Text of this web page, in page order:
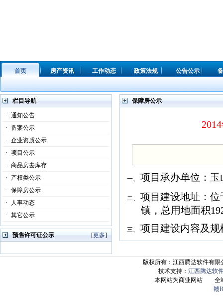
首页 房产资讯 工作动态 政策法规 公告公示
栏目导航
· 通知公告
· 备案公示
· 企业资质公示
· 项目公示
· 商品房去库存
·
产权类公示
· 保障房公示
·
人事动态
· 其它公示
预售许可证公示 [更多]
保障房公示
一、 项目承办单位：
二、 项目建设地址：
镇，总用地面积
三、 项目建设内容及
版权所有：江西腾达软件有限
技术支持： 江西腾达软
本网站为商业网站 全
赣